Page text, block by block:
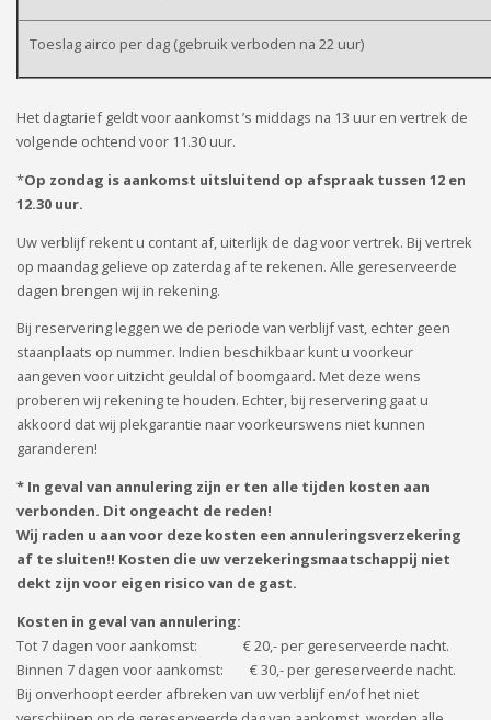
Toeslag airco per dag (gebruik verboden na 22 uur)
Het dagtarief geldt voor aankomst ’s middags na 13 uur en vertrek de
volgende ochtend voor 11.30 uur.
*Op zondag is aankomst uitsluitend op afspraak tussen 12 en
12.30 uur.
Uw verblijf rekent u contant af, uiterlijk de dag voor vertrek. Bij vertrek
op maandag gelieve op zaterdag af te rekenen. Alle gereserveerde
dagen brengen wij in rekening.
Bij reservering leggen we de periode van verblijf vast, echter geen
staanplaats op nummer. Indien beschikbaar kunt u voorkeur
aangeven voor uitzicht geuldal of boomgaard. Met deze wens
proberen wij rekening te houden. Echter, bij reservering gaat u
akkoord dat wij plekgarantie naar voorkeurswens niet kunnen
garanderen!
* In geval van annulering zijn er ten alle tijden kosten aan
verbonden. Dit ongeacht de reden!
Wij raden u aan voor deze kosten een annuleringsverzekering
af te sluiten!! Kosten die uw verzekeringsmaatschappij niet
dekt zijn voor eigen risico van de gast.
Kosten in geval van annulering:
Tot 7 dagen voor aankomst: € 20,- per gereserveerde nacht.
Binnen 7 dagen voor aankomst: € 30,- per gereserveerde nacht.
Bij onverhoopt eerder afbreken van uw verblijf en/of het niet